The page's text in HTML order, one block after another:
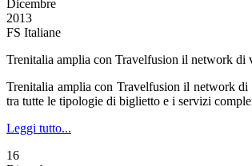
Dicembre
2013
FS Italiane
Trenitalia amplia con Travelfusion il network di
Trenitalia amplia con Travelfusion il network
tra tutte le tipologie di biglietto e i servizi
Leggi tutto...
16